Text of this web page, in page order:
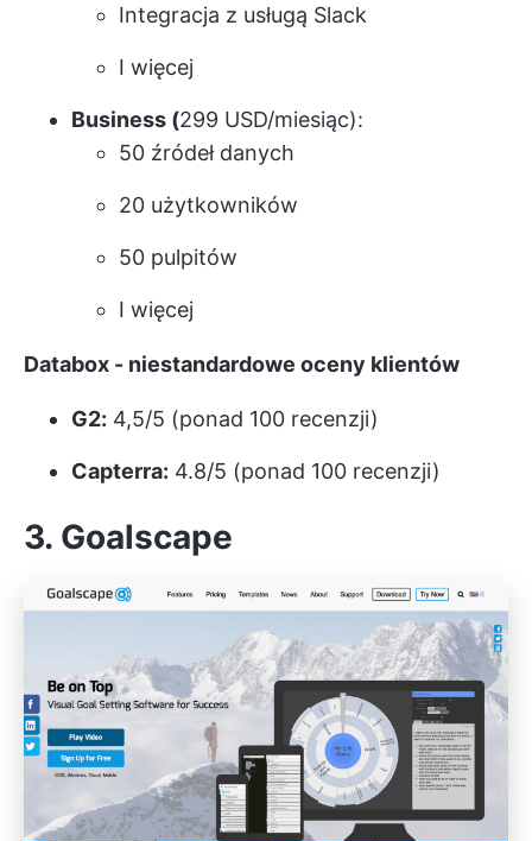
Integracja z usługą Slack
I więcej
Business (299 USD/miesiąc):
50 źródeł danych
20 użytkowników
50 pulpitów
I więcej
Databox - niestandardowe oceny klientów
G2: 4,5/5 (ponad 100 recenzji)
Capterra: 4.8/5 (ponad 100 recenzji)
3. Goalscape